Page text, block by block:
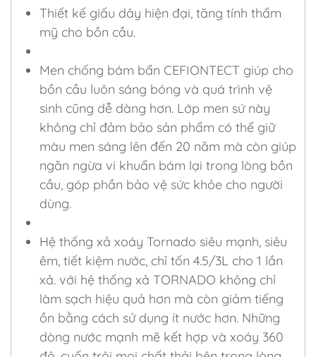
Thiết kế giấu dây hiện đại, tăng tính thẩm
mỹ cho bồn cầu.
Men chống bám bẩn CEFIONTECT giúp cho
bồn cầu luôn sáng bóng và quá trình vệ
sinh cũng dễ dàng hơn. Lớp men sứ này
không chỉ đảm bảo sản phẩm có thể giữ
màu men sáng lên đến 20 năm mà còn giúp
ngăn ngừa vi khuẩn bám lại trong lòng bồn
cầu, góp phần bảo vệ sức khỏe cho người
dùng.
Hệ thống xả xoáy Tornado siêu mạnh, siêu
êm, tiết kiệm nước, chỉ tốn 4.5/3L cho 1 lần
xả. với hệ thống xả TORNADO không chỉ
làm sạch hiệu quả hơn mà còn giảm tiếng
ồn bằng cách sử dụng ít nước hơn. Những
dòng nước mạnh mẽ kết hợp và xoáy 360